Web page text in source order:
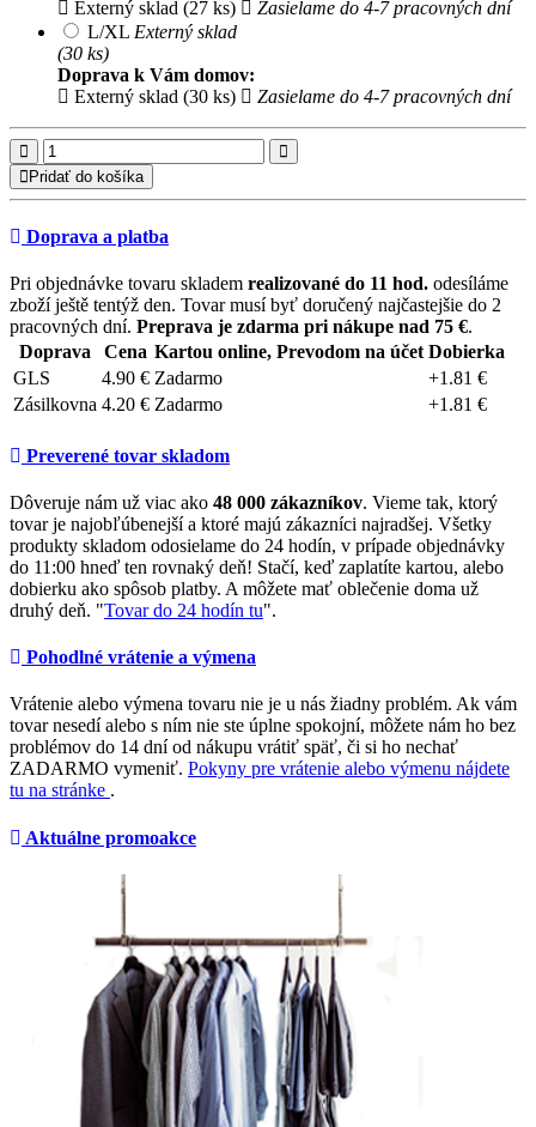
Externý sklad (27 ks)
Zasielame do 4-7 pracovných dní
L/XL Externý sklad
(30 ks)
Doprava k Vám domov:
Externý sklad (30 ks)
Zasielame do 4-7 pracovných dní
Pridať do košíka
Doprava a platba
Pri objednávke tovaru skladem realizované do 11 hod. odesíláme
zboží ještě tentýž den. Tovar musí byť doručený najčastejšie do 2
pracovných dní. Preprava je zdarma pri nákupe nad 75 €.
Doprava
Cena Kartou online, Prevodom na účet Dobierka
GLS
4.90 € Zadarmo
+1.81 €
Zásilkovna 4.20 € Zadarmo +1.81 €
Preverené tovar skladom
Dôveruje nám už viac ako 48 000 zákazníkov. Vieme tak, ktorý
tovar je najobľúbenejší a ktoré majú zákazníci najradšej. Všetky
produkty skladom odosielame do 24 hodín, v prípade objednávky
do 11:00 hneď ten rovnaký deň! Stačí, keď zaplatíte kartou, alebo
dobierku ako spôsob platby. A môžete mať oblečenie doma už
druhý deň. "Tovar do 24 hodín tu".
Pohodlné vrátenie a výmena
Vrátenie alebo výmena tovaru nie je u nás žiadny problém. Ak vám
tovar nesedí alebo s ním nie ste úplne spokojní, môžete nám ho bez
problémov do 14 dní od nákupu vrátiť späť, či si ho nechať
ZADARMO vymeniť. Pokyny pre vrátenie alebo výmenu nájdete
tu na stránke .
Aktuálne promoakce